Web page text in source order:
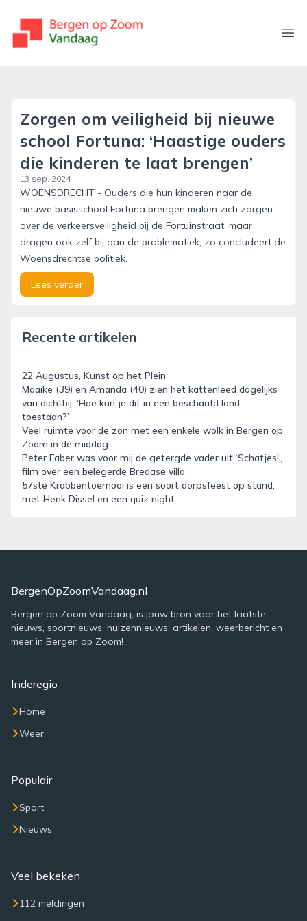
bergenopzoomvandaag.nl
Zorgen om veiligheid bij nieuwe
school Fortuna: ‘Haastige ouders
die kinderen te laat brengen’
13 sep. 2024
WOENSDRECHT - Ouders die hun kinderen naar de
nieuwe basisschool Fortuna brengen maken zich zorgen
over de verkeersveiligheid bij de Fortuinstraat, maar
dragen ook zelf bij aan de problematiek, zo concludeert de
Woensdrechtse politiek.
Lees verder
Recente artikelen
22 Augustus, Kunst op het Plein
Maaike (39) en Amanda (40) zien het kattenleed dagelijks
van dichtbij: ‘Hoe kun je dit in een beschaafd land
toestaan?’
Veel ruimte voor de zon met een enkele wolk in Bergen op
Zoom in de middag
Peter Faber was voor mij de getergde vader uit ‘Schatjes!’,
film over een belegerde Bredase villa
57ste Krabbentoernooi is een soort dorpsfeest op stand,
met Henk Dissel en een quiz night
BergenOpZoomVandaag.nl
Bergen op Zoom Vandaag, is jouw bron voor het laatste
nieuws, sportnieuws, huizennieuws, artikelen, weerbericht en
meer in Bergen op Zoom!
Inderegio
Home
Weer
Populair
Sport
Nieuws
Veel bekeken
112 meldingen